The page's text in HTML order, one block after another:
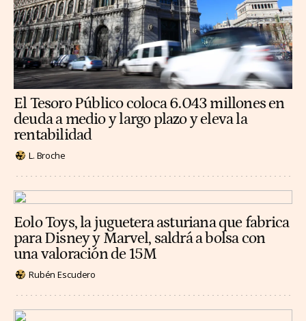
El Tesoro Público coloca 6.043 millones en
deuda a medio y largo plazo y eleva la
rentabilidad
L. Broche
Eolo Toys, la juguetera asturiana que fabrica
para Disney y Marvel, saldrá a bolsa con
una valoración de 15M
Rubén Escudero